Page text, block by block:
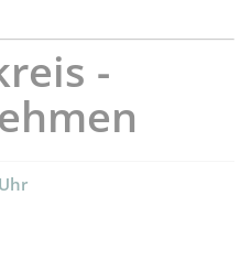
-